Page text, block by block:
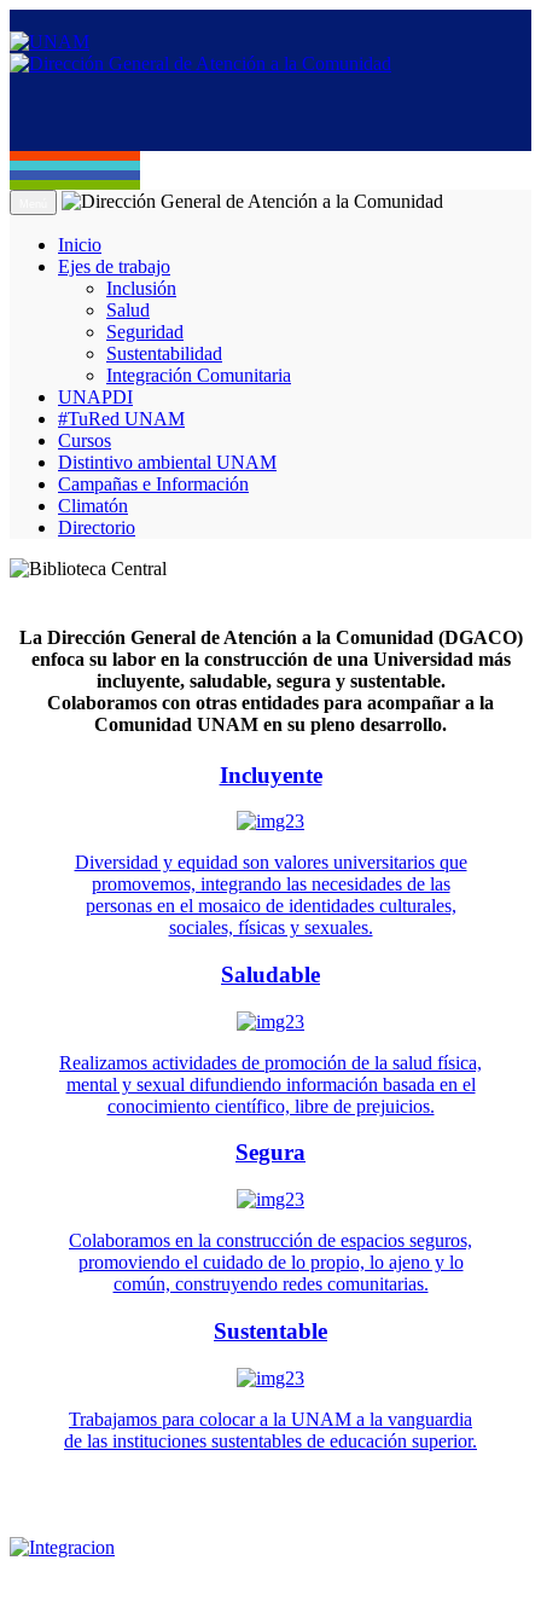
Inicio
Ejes de trabajo
Inclusión
Salud
Seguridad
Sustentabilidad
Integración Comunitaria
UNAPDI
#TuRed UNAM
Cursos
Distintivo ambiental UNAM
Campañas e Información
Climatón
Directorio
La Dirección General de Atención a la Comunidad (DGACO)
enfoca su labor en la construcción de una Universidad más
incluyente, saludable, segura y sustentable.
Colaboramos con otras entidades para acompañar a la
Comunidad UNAM en su pleno desarrollo.
Incluyente
Diversidad y equidad son valores universitarios que
promovemos, integrando las necesidades de las
personas en el mosaico de identidades culturales,
sociales, físicas y sexuales.
Saludable
Realizamos actividades de promoción de la salud física,
mental y sexual difundiendo información basada en el
conocimiento científico, libre de prejuicios.
Segura
Colaboramos en la construcción de espacios seguros,
promoviendo el cuidado de lo propio, lo ajeno y lo
común, construyendo redes comunitarias.
Sustentable
Trabajamos para colocar a la UNAM a la vanguardia
de las instituciones sustentables de educación superior.